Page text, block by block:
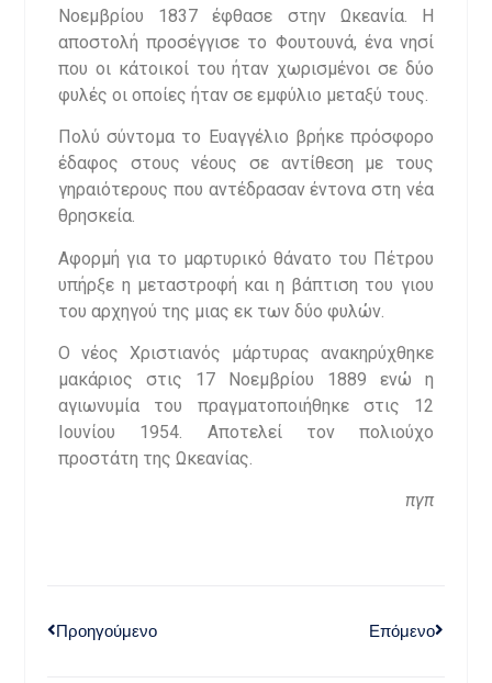
Νοεμβρίου 1837 έφθασε στην Ωκεανία. Η
αποστολή προσέγγισε το Φουτουνά, ένα νησί
που οι κάτοικοί του ήταν χωρισμένοι σε δύο
φυλές οι οποίες ήταν σε εμφύλιο μεταξύ τους.
Πολύ σύντομα το Ευαγγέλιο βρήκε πρόσφορο
έδαφος στους νέους σε αντίθεση με τους
γηραιότερους που αντέδρασαν έντονα στη νέα
θρησκεία.
Αφορμή για το μαρτυρικό θάνατο του Πέτρου
υπήρξε η μεταστροφή και η βάπτιση του γιου
του αρχηγού της μιας εκ των δύο φυλών.
Ο νέος Χριστιανός μάρτυρας ανακηρύχθηκε
μακάριος στις 17 Νοεμβρίου 1889 ενώ η
αγιωνυμία του πραγματοποιήθηκε στις 12
Ιουνίου 1954. Αποτελεί τον πολιούχο
προστάτη της Ωκεανίας.
πγπ
Προηγούμενο Επόμενο